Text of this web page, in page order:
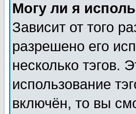
Могу ли я
Зависит от того
разрешено его
несколько тэгов.
использование
включён, то вы